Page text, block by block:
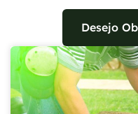
Desejo